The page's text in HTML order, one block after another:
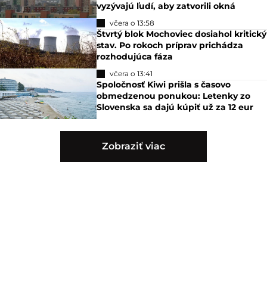
vyzývajú ľudí, aby zatvorili okná
včera o 13:58
Štvrtý blok Mochoviec dosiahol kritický
stav. Po rokoch príprav prichádza
rozhodujúca fáza
včera o 13:41
Spoločnosť Kiwi prišla s časovo
obmedzenou ponukou: Letenky zo
Slovenska sa dajú kúpiť už za 12 eur
Zobraziť viac